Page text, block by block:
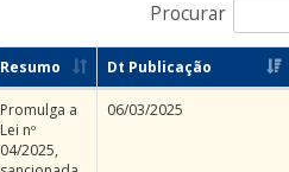
Procurar
Resumo Dt Publicação
Promulga a
Lei nº
04/2025,
06/03/2025